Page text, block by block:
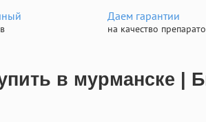
Даем гарантии
на качество
в мурманске |